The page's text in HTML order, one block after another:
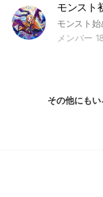
モンスト
メンバー
その他にも